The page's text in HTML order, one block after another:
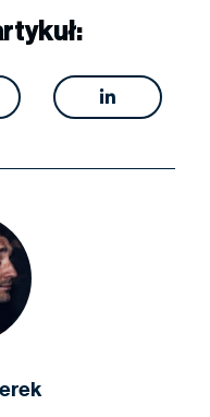
